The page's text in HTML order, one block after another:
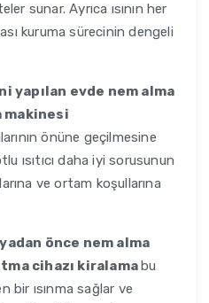
sunar. Ayrıca ısının her
kuruma sürecinin dengeli
yapılan evde nem alma
makinesi
önüne geçilmesine
ısıtıcı daha iyi sorusunun
ve ortam koşullarına
önce nem alma
cihazı kiralamabu
bir ısınma sağlar ve